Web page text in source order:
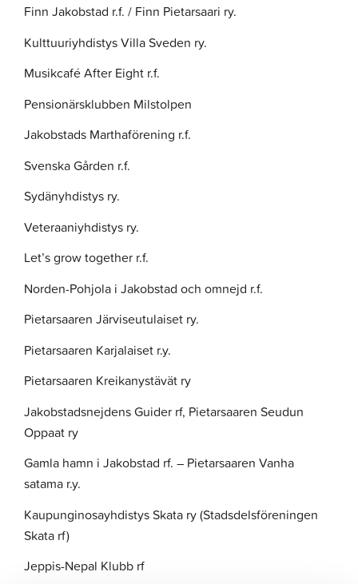
Finn Jakobstad r.f. / Finn Pietarsaari ry.
Kulttuuriyhdistys Villa Sveden ry.
Musikcafé After Eight r.f.
Pensionärsklubben Milstolpen
Jakobstads Marthaförening r.f.
Svenska Gården r.f.
Sydänyhdistys ry.
Veteraaniyhdistys ry.
Let’s grow together r.f.
Norden-Pohjola i Jakobstad och omnejd r.f.
Pietarsaaren Järviseutulaiset ry.
Pietarsaaren Karjalaiset r.y.
Pietarsaaren Kreikanystävät ry
Jakobstadsnejdens Guider rf, Pietarsaaren Seudun
Oppaat ry
Gamla hamn i Jakobstad rf. – Pietarsaaren Vanha
satama r.y.
Kaupunginosayhdistys Skata ry (Stadsdelsföreningen
Skata rf)
Jeppis-Nepal Klubb rf